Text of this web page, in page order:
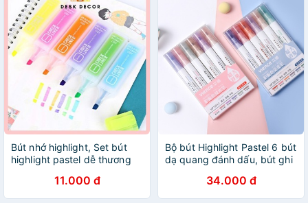
Bút nhớ highlight, Set bút
highlight pastel dễ thương
dàng đánh dấu ghi nhớ học
tập
11.000 đ
Bộ bút Highlight Pastel 6 bút
dạ quang đánh dấu, bút ghi
34.000 đ